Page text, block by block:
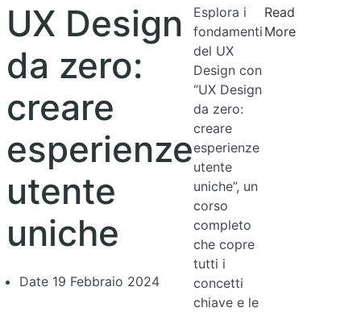
UX Design
da zero:
creare
esperienze
utente
uniche
Date 19 Febbraio 2024
Esplora i
fondamenti
del UX
Design con
“UX Design
da zero:
creare
esperienze
utente
uniche”, un
corso
completo
che copre
tutti i
concetti
chiave e le
Read
More